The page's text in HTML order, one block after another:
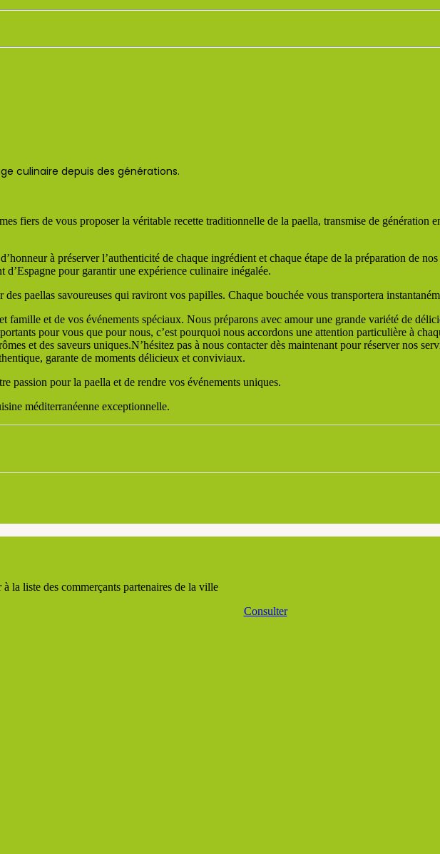
culinaire depuis des générations.
fiers de vous proposer la véritable recette traditionnelle de la paella, transmise de génération
à préserver l’authenticité de chaque ingrédient et chaque étape de la préparation de
pour garantir une expérience culinaire inégalée.
paellas savoureuses qui raviront vos papilles. Chaque bouchée vous transportera
famille et de vos événements spéciaux. Nous préparons avec amour une grande variété de
pour vous que pour nous, c’est pourquoi nous accordons une attention particulière à
et des saveurs uniques.N’hésitez pas à nous contacter dès maintenant pour réserver nos
garante de moments délicieux et conviviaux.
passion pour la paella et de rendre vos événements uniques.
méditerranéenne exceptionnelle.
la liste des commerçants partenaires de la ville
Consulter